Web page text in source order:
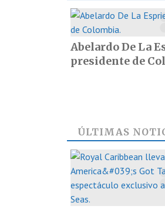
Abelardo De La
presidente de
ÚLTIMAS